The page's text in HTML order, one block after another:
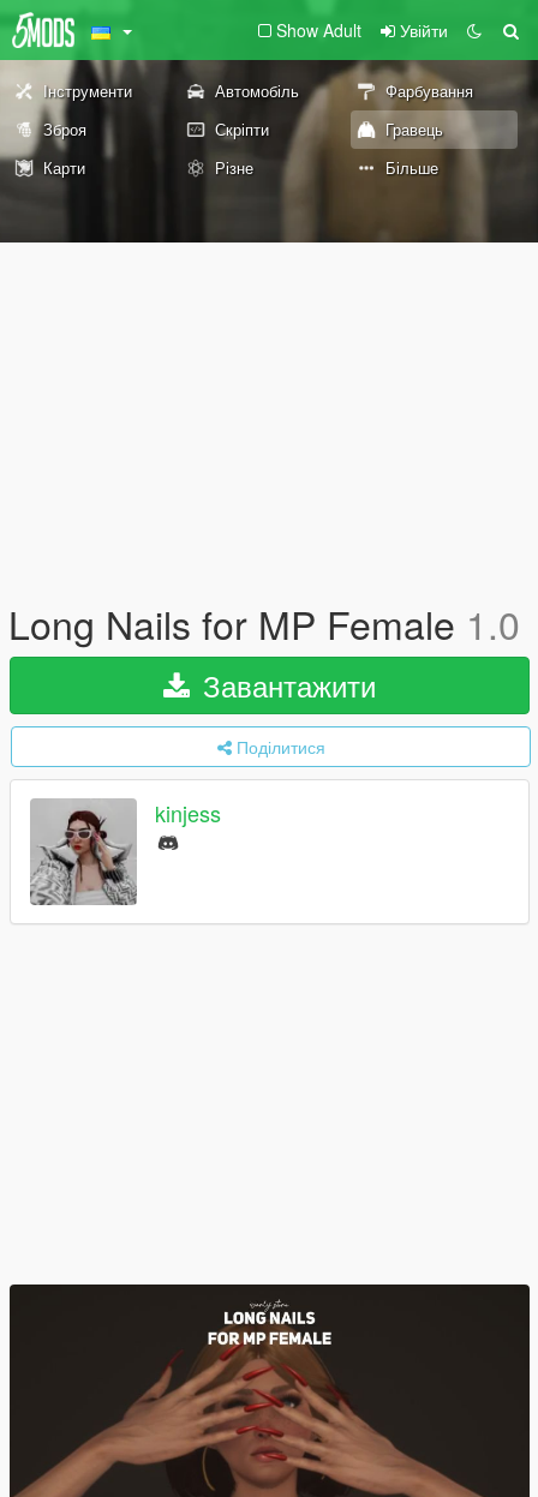
Show Adult Увійти
Інструменти Автомобіль
Фарбування
Зброя
Скріпти
Гравець
Карти
Різне Більше
Long Nails for MP Female 1.0
Завантажити
Поділитися
kinjess